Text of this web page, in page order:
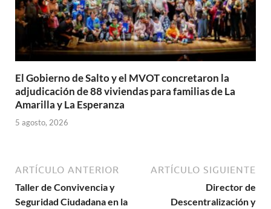
El Gobierno de Salto y el MVOT concretaron la
adjudicación de 88 viviendas para familias de La
Amarilla y La Esperanza
5 agosto, 2026
ARTÍCULO ANTERIOR
Taller de Convivencia y
Seguridad Ciudadana en la
ARTÍCULO SIGUIENTE
Director de
Descentralización y